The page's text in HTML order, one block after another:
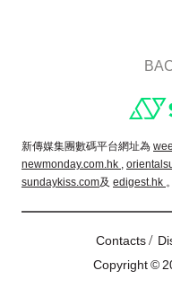
新傳媒集團數碼平台網址為
newmonday.com.hk ,
sundaykiss.com及 edigest.hk 。
Contacts/
Copyright ©